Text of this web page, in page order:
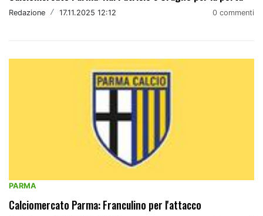
Redazione / 17.11.2025 12:12 0 commenti
PARMA
Calciomercato Parma: Franculino per l'attacco